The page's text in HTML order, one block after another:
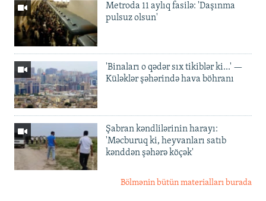
Metroda 11 aylıq fasilə: 'Daşınma
pulsuz olsun'
'Binaları o qədər sıx tikiblər ki...' —
Küləklər şəhərində hava böhranı
Şabran kəndlilərinin harayı:
'Məcburuq ki, heyvanları satıb
kənddən şəhərə köçək'
Bölmənin bütün materialları burada